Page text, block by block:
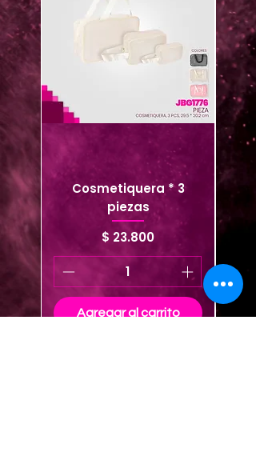
Cosmetiquera * 3
piezas
Precio
$ 23.800
Agregar al carrito